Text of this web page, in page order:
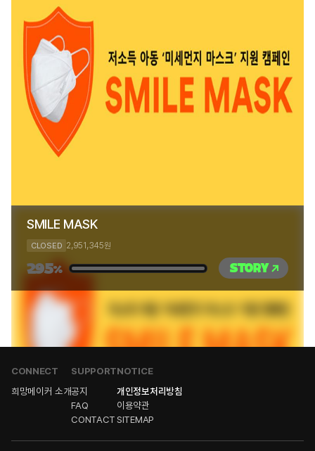
SMILE MASK
CLOSED 2,951,345원
295% STORY
CONNECT
희망메이커 소개
SUPPORT
공지
FAQ
CONTACT
NOTICE
개인정보처리방침
이용약관
SITEMAP